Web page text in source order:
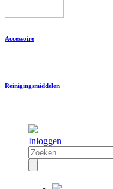
Accessoire
Reinigingsmiddelen
Inloggen